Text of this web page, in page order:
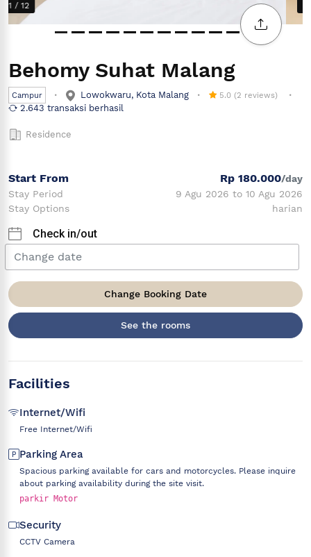
2 / 12
Behomy Suhat Malang
Campur Lowokwaru, Kota Malang 5.0 (2 reviews)
2.643 transaksi berhasil
Residence
Start From Rp 180.000/day
Stay Period
9 Agu 2026 to 10 Agu 2026
Stay Options
harian
Check in/out
Change Booking Date
See the rooms
Facilities
Internet/Wifi
Free Internet/Wifi
Parking Area
Spacious parking available for cars and motorcycles. Please inquire
about parking availability during the site visit.
parkir Motor
Security
CCTV Camera